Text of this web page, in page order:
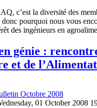
c’est la diversité des
donc pourquoi nous vous
des ingénieurs en
génie :
et de
Octobre 2008
01 October 2008